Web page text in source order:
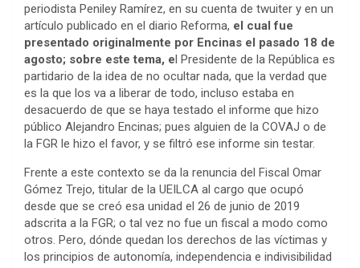
periodista Peniley Ramírez, en su cuenta de twuiter y en un
artículo publicado en el diario Reforma, el cual fue
presentado originalmente por Encinas el pasado 18 de
agosto; sobre este tema, el Presidente de la República es
partidario de la idea de no ocultar nada, que la verdad que
es la que los va a liberar de todo, incluso estaba en
desacuerdo de que se haya testado el informe que hizo
público Alejandro Encinas; pues alguien de la COVAJ o de
la FGR le hizo el favor, y se filtró ese informe sin testar.
Frente a este contexto se da la renuncia del Fiscal Omar
Gómez Trejo, titular de la UEILCA al cargo que ocupó
desde que se creó esa unidad el 26 de junio de 2019
adscrita a la FGR; o tal vez no fue un fiscal a modo como
otros. Pero, dónde quedan los derechos de las víctimas y
los principios de autonomía, independencia e indivisibilidad